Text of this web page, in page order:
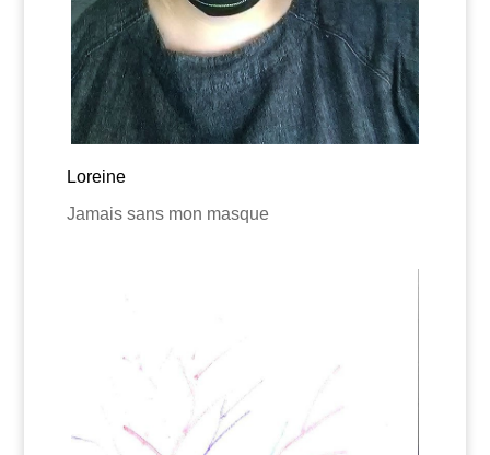
Loreine
Jamais sans mon masque